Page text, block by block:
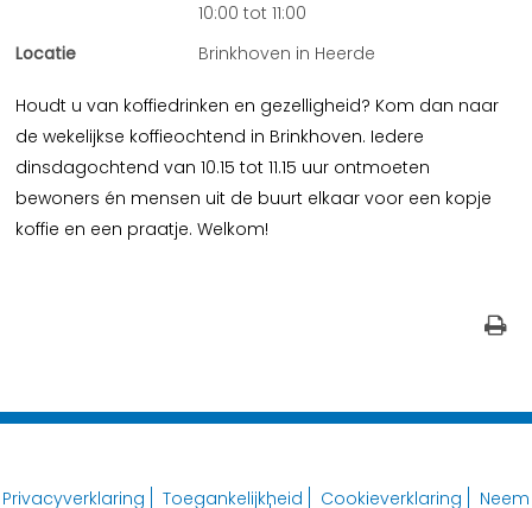
10:00 tot 11:00
Locatie
Brinkhoven in Heerde
Houdt u van koffiedrinken en gezelligheid? Kom dan naar
de wekelijkse koffieochtend in Brinkhoven. Iedere
dinsdagochtend van 10.15 tot 11.15 uur ontmoeten
bewoners én mensen uit de buurt elkaar voor een kopje
koffie en een praatje. Welkom!
Privacyverklaring Toegankelijkheid Cookieverklaring Neem